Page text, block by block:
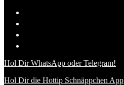
Hol Dir WhatsApp oder Telegram!
Hol Dir die Hottip Schnäppchen App